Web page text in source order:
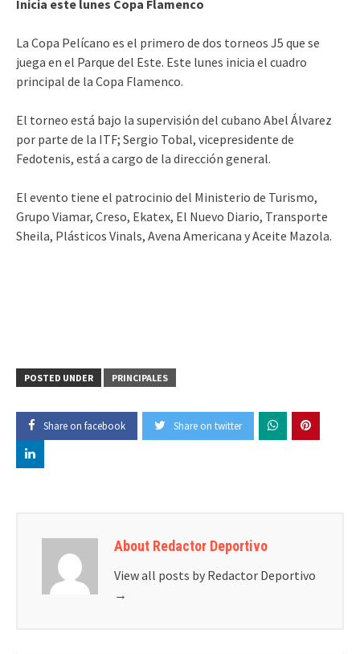
Inicia este lunes Copa Flamenco
La Copa Pelícano es el primero de dos torneos J5 que se
juega en el Parque del Este. Este lunes inicia el cuadro
principal de la Copa Flamenco.
El torneo está bajo la supervisión del cubano Abel Álvarez
por parte de la ITF; Sergio Tobal, vicepresidente de
Fedotenis, está a cargo de la dirección general.
El evento tiene el patrocinio del Ministerio de Turismo,
Grupo Viamar, Creso, Ekatex, El Nuevo Diario, Transporte
Sheila, Plásticos Vinals, Avena Americana y Aceite Mazola.
POSTED UNDER PRINCIPALES
Share on facebook Share on twitter
About Redactor Deportivo
View all posts by Redactor Deportivo
→